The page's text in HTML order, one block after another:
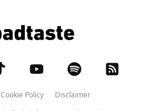
Cookie Policy
Disclaimer